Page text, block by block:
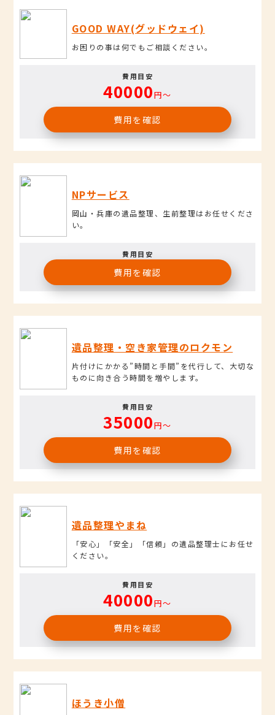
GOOD WAY(グッドウェイ)
お困りの事は何でもご相談ください。
費用目安
40000円〜
費用を確認
NPサービス
岡山・兵庫の遺品整理、生前整理はお任せくださ
い。
費用目安
費用を確認
遺品整理・空き家管理のロクモン
片付けにかかる”時間と手間”を代行して、大切な
ものに向き合う時間を増やします。
費用目安
35000円〜
費用を確認
遺品整理やまね
「安心」「安全」「信頼」の遺品整理士にお任せ
ください。
費用目安
40000円〜
費用を確認
ほうき小僧